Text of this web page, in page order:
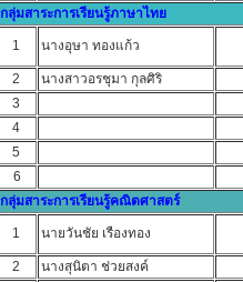
กลุ่มสาระการเรียนรู้ภาษาไทย
1 นางอุษา ทองแก้ว
2
นางสาวอรชุมา กุลศิริ
3
4
5
6
กลุ่มสาระการเรียนรู้คณิตศาสตร์
1 นายวันชัย เรืองทอง
2
นางสุนิตา ช่วยสงค์